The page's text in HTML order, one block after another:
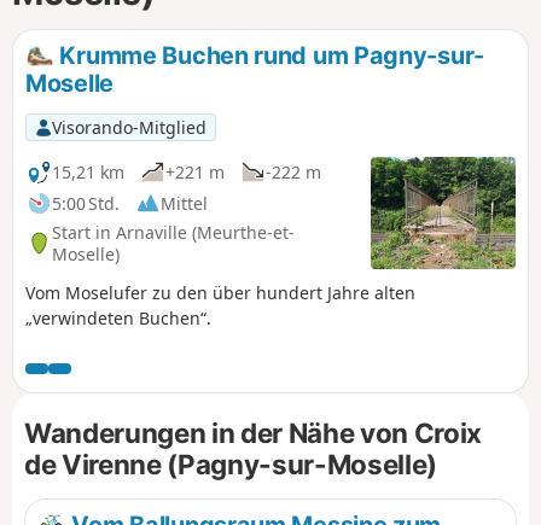
Krumme Buchen rund um Pagny-sur-
Moselle
Visorando-Mitglied
15,21 km
+221 m
-222 m
5:00 Std.
Mittel
Start in Arnaville (Meurthe-et-
Moselle)
Vom Moselufer zu den über hundert Jahre alten
„verwindeten Buchen“.
Wanderungen in der Nähe von Croix
de Virenne (Pagny-sur-Moselle)